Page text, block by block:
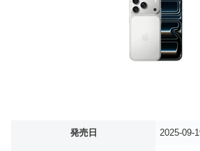
発売日 2025-09-